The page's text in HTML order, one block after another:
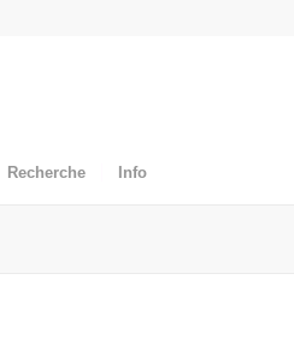
Recherche Info